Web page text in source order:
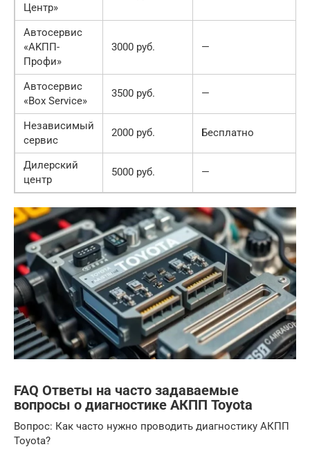
Центр»
Автосервис
«AKПП-
Профи»
3000 руб. —
Автосервис
«Box Service»
3500 руб. —
Независимый
сервис
2000 руб. Бесплатно
Дилерский
центр
5000 руб. —
FAQ Ответы на часто задаваемые
вопросы о диагностике АКПП Toyota
Вопрос: Как часто нужно проводить диагностику АКПП
Toyota?